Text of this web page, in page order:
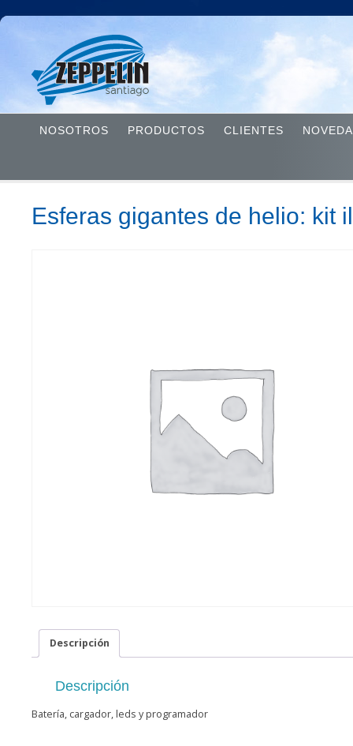
NOSOTROS PRODUCTOS CLIENTES
Esferas gigantes de helio: kit
Descripción
Descripción
Batería, cargador, leds y programador